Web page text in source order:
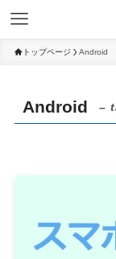
トップページ Android
Android –